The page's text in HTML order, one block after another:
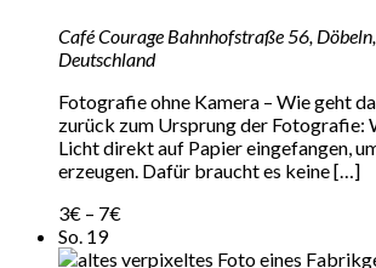
Café Courage Bahnhofstraße 56, Döbeln,
Deutschland
Fotografie ohne Kamera – Wie geht
zurück zum Ursprung der Fotografie:
Licht direkt auf Papier eingefangen,
erzeugen. Dafür braucht es keine […]
3€ – 7€
So. 19